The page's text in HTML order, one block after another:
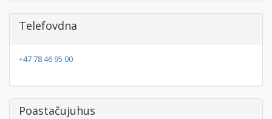
Telefovdna
+47 78 46 95 00
Poastačujuhus